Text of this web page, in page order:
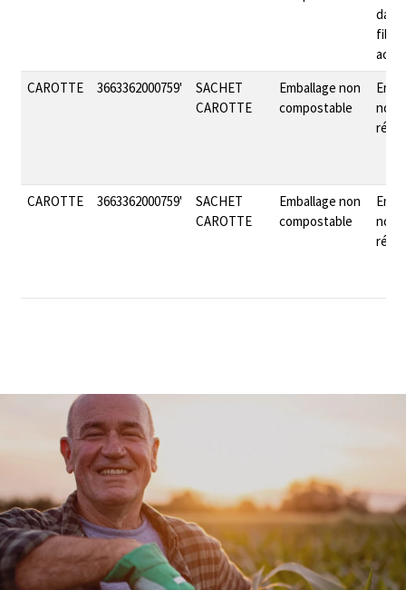
CAROTTE
3663362000759'
SACHET
CAROTTE
Emballage non
compostable
non
CAROTTE 3663362000759'
SACHET
CAROTTE
Emballage non
compostable
non